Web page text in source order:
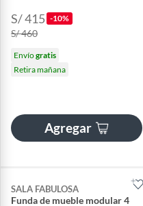
S/ 415 -10%
S/ 460
Envíogratis
Retira mañana
Agregar
SALA FABULOSA
Funda de mueble modular 4